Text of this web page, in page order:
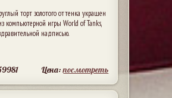
торт золотого оттенка украшен
компьютерной игры World of Tanks,
надписью.
Цена:посмотреть